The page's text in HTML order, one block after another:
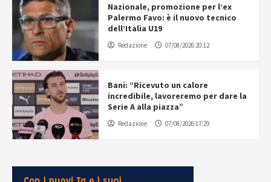
Nazionale, promozione per l’ex
Palermo Favo: è il nuovo tecnico
dell’Italia U19
Redazione 07/08/2026 20:12
Bani: “Ricevuto un calore
incredibile, lavoreremo per dare la
Serie A alla piazza”
Redazione 07/08/2026 17:29